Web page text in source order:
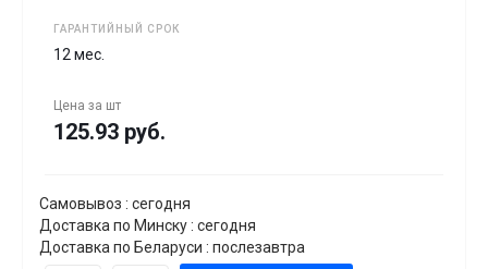
ГАРАНТИЙНЫЙ СРОК
12 мес.
Цена за шт
125.93 руб.
Самовывоз : сегодня
Доставка по Минску : сегодня
Доставка по Беларуси : послезавтра